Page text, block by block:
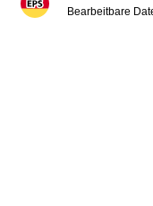
Bearbeitbare